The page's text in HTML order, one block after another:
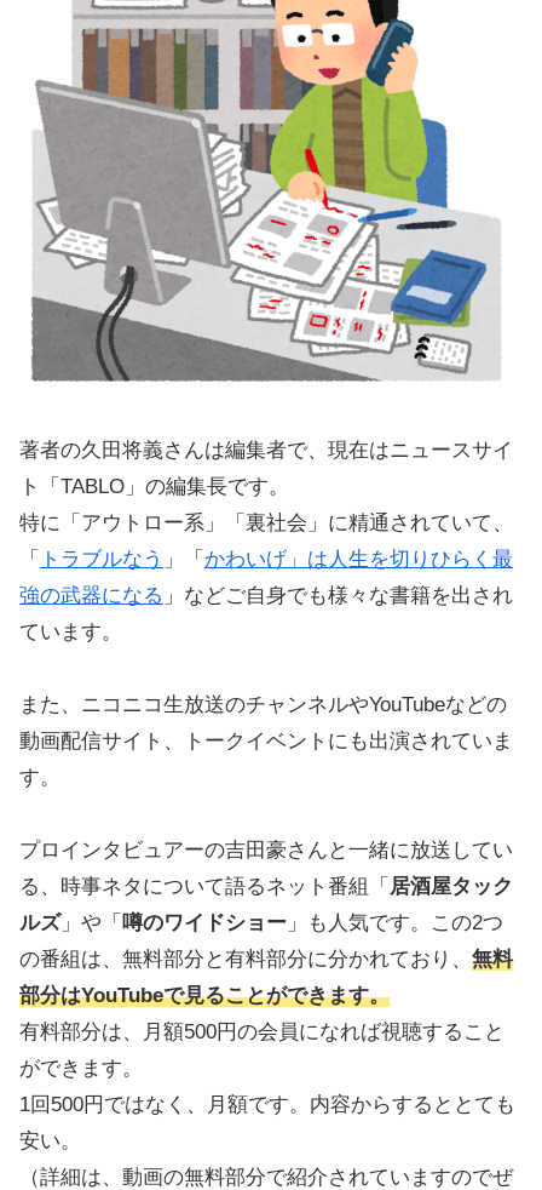
著者の久田将義さんは編集者で、現在はニュースサイ
ト「TABLO」の編集長です。
特に「アウトロー系」「裏社会」に精通されていて、
「
トラブルなう 」「 かわいげ」は人生を切りひらく最
強の武器になる 」などご自身でも様々な書籍を出され
ています。
また、ニコニコ生放送のチャンネルやYouTubeなどの
動画配信サイト、トークイベントにも出演されていま
す。
プロインタビュアーの吉田豪さんと一緒に放送してい
る、時事ネタについて語るネット番組「 居酒屋タック
ルズ」や「 噂のワイドショー 」も人気です。この2つ
の番組は、無料部分と有料部分に分かれており、 無料
部分はYouTubeで見ることができます。
有料部分は、月額500円の会員になれば視聴すること
ができます。
1回500円ではなく、月額です。内容からするととても
安い。
（詳細は、動画の無料部分で紹介されていますのでぜ